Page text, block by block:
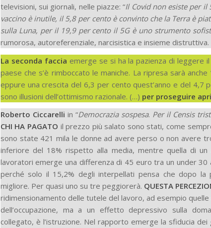
televisioni, sui gior­nali, nelle piazze: “Il Covid non esiste per
vaccino è inutile, il 5,8 per cento è convinto che la Terra è
sulla Luna, per il 19,9 per cen­to il 5G è uno strumento
rumorosa, autoreferenziale, narcisi­stica e insieme distruttiva.
La seconda faccia emerge se si ha la pazienza di
paese che s’è rimboc­cato le maniche. La ripresa sarà
eppure una crescita del 6,3 per cento quest’anno e del 4,7
sono illusioni dell’ottimismo razionale. (…) per proseguire
Roberto Ciccarelli in “Democrazia sospesa. Per il Censis
CHI HA PAGATO il prezzo più salato sono stati, come
sono state 421 mila le donne ad avere perso o non avere
inferiore del 18% rispetto alla media, mentre quella di
lavoratori emerge una differenza di 45 euro tra un under 30
perché solo il 15,2% degli interpellati pensa che dopo la
migliore. Per quasi uno su tre peggiorerà. QUESTA
ridimensionamento delle tutele del lavoro, ad esempio
dell’occupazione, ma a un effetto depressivo sulla
collegato, è l’istruzione. Nel rapporto emerge la sfiducia